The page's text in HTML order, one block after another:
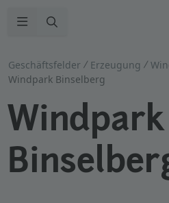
Geschäftsfelder Erzeugung
Windpark Binselberg
Windpark